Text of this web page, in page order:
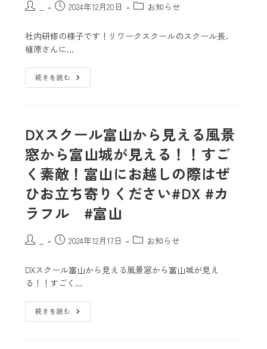
2024年12月20日 お知らせ
社内研修の様子です！リワークスクールのスクール長、
植原さんに…
続きを読む
DXスクール富山から見える風景
窓から富山城が見える！！すご
く素敵！富山にお越しの際はぜ
ひお立ち寄りください#DX #カ
ラフル #富山
2024年12月17日 お知らせ
DXスクール富山から見える風景窓から富山城が見え
る！！すごく…
続きを読む